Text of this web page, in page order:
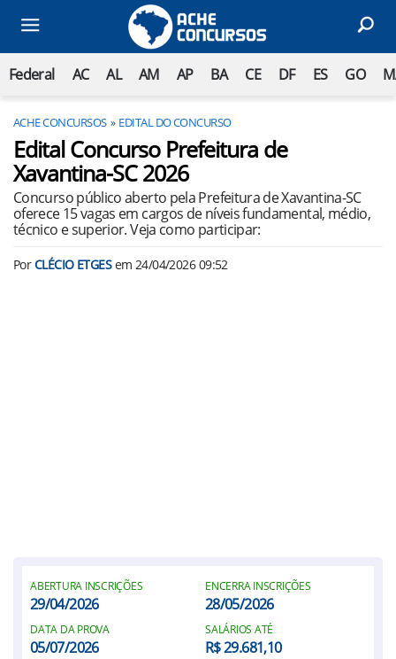
Federal AC AL AM AP BA CE DF ES GO
ACHE CONCURSOS EDITAL DO CONCURSO
Edital Concurso Prefeitura de
Xavantina-SC 2026
Concurso público aberto pela Prefeitura de Xavantina-SC
oferece 15 vagas em cargos de níveis fundamental, médio,
técnico e superior. Veja como participar:
PorCLÉCIO ETGESem 24/04/2026 09:52
ABERTURA INSCRIÇÕES
29/04/2026
ENCERRA INSCRIÇÕES
28/05/2026
DATA DA PROVA
05/07/2026
SALÁRIOS ATÉ
R$ 29.681,10